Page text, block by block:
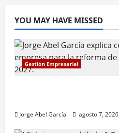
YOU MAY HAVE MISSED
Gestión Empresarial
Jorge Abel García agosto 7, 2026